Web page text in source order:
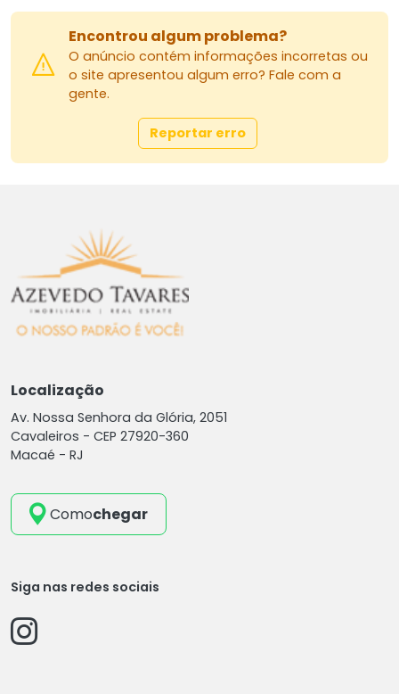
Encontrou algum problema?
O anúncio contém informações incorretas ou
o site apresentou algum erro? Fale com a
gente.
Reportar erro
Localização
Av. Nossa Senhora da Glória, 2051
Cavaleiros - CEP 27920-360
Macaé - RJ
Comochegar
Siga nas redes sociais